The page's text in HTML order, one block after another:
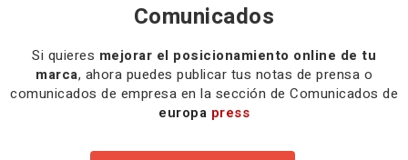
Comunicados
Si quieres mejorar el posicionamiento online de tu
marca, ahora puedes publicar tus notas de prensa o
comunicados de empresa en la sección de Comunicados de
europa press